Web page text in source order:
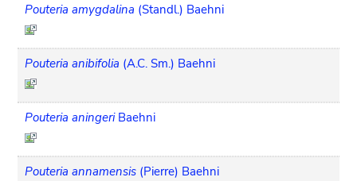
Pouteria amygdalina (Standl.) Baehni
Pouteria anibifolia (A.C. Sm.) Baehni
Pouteria aningeri Baehni
Pouteria annamensis (Pierre) Baehni